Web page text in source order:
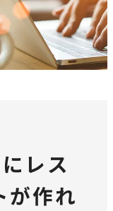
レス
が作れ